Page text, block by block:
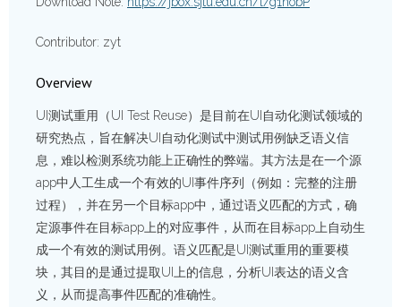
Contributor: zyt
Overview
UI测试重用（UI Test Reuse）是目前在UI自动化测试领域的
研究热点，旨在解决UI自动化测试中测试用例缺乏语义信
息，难以检测系统功能上正确性的弊端。其方法是在一个源
app中人工生成一个有效的UI事件序列（例如：完整的注册
过程），并在另一个目标app中，通过语义匹配的方式，确
定源事件在目标app上的对应事件，从而在目标app上自动生
成一个有效的测试用例。语义匹配是UI测试重用的重要模
块，其目的是通过提取UI上的信息，分析UI表达的语义含
义，从而提高事件匹配的准确性。